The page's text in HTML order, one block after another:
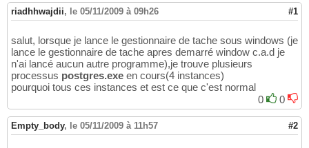
riadhhwajdii, le 05/11/2009 à 09h26 #1
salut, lorsque je lance le gestionnaire de tache sous windows (je
lance le gestionnaire de tache apres demarré window c.a.d je
n'ai lancé aucun autre programme),je trouve plusieurs
processus postgres.exe en cours(4 instances)
pourquoi tous ces instances et est ce que c'est normal
0
0
Empty_body, le 05/11/2009 à 11h57 #2